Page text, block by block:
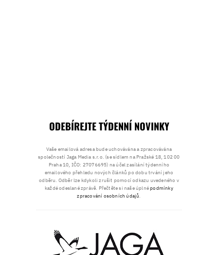
ODEBÍREJTE TÝDENNÍ NOVINKY
Vaše emailová adresa bude uchovávána a zpracovávána
společností Jaga Media s.r.o. (se sídlem na Pražské 18, 102 00
Praha 10, IČO: 27076695) na účel zasílání týdenního
emailového přehledu nových článků po dobu trvání jeho
odběru. Odběr lze kdykoli zrušit pomocí odkazu uvedeného v
každé odeslané zprávě. Přečtěte si naše úplnépodmínky
zpracování osobních údajů.